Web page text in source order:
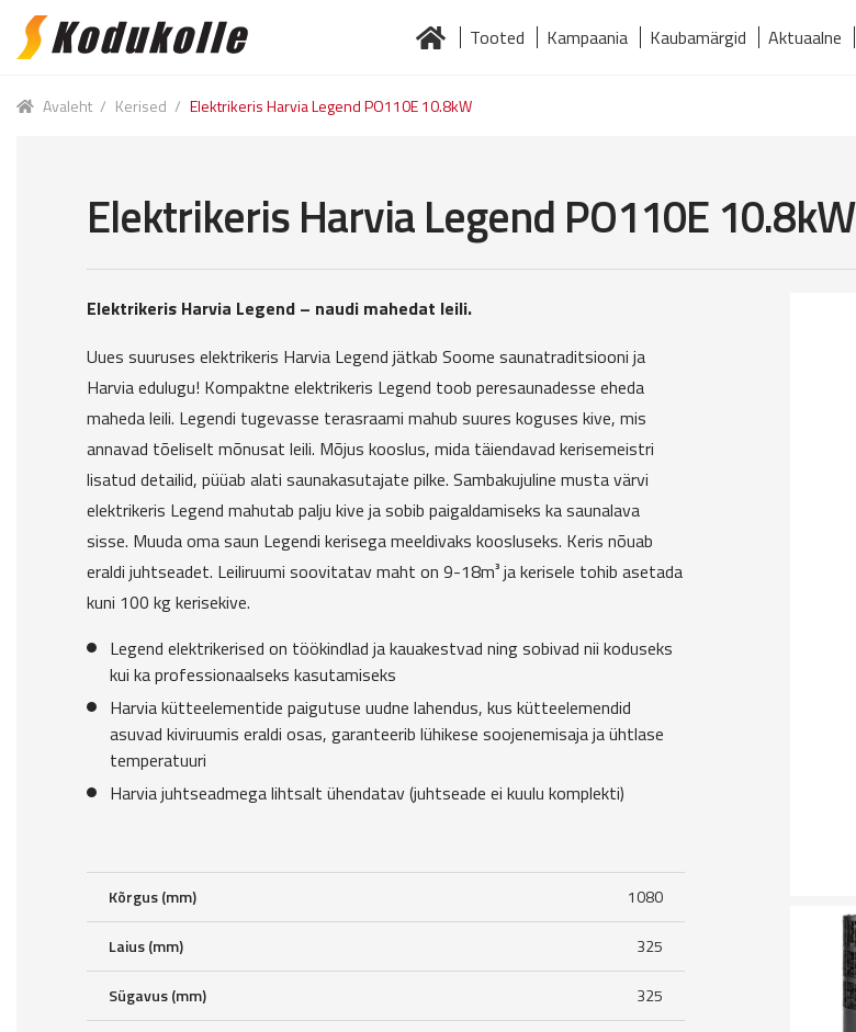
Skip
navigation
Skip
content
Tooted Kampaania Kaubamärgid Aktuaalne
Avaleht / Kerised / Elektrikeris Harvia Legend PO110E 10.8kW
Elektrikeris Harvia Legend PO110E 10.8kW
Elektrikeris Harvia Legend – naudi mahedat leili.
Uues suuruses elektrikeris Harvia Legend jätkab Soome saunatraditsiooni ja
Harvia edulugu! Kompaktne elektrikeris Legend toob peresaunadesse eheda
maheda leili. Legendi tugevasse terasraami mahub suures koguses kive, mis
annavad tõeliselt mõnusat leili. Mõjus kooslus, mida täiendavad kerisemeistri
lisatud detailid, püüab alati saunakasutajate pilke. Sambakujuline musta värvi
elektrikeris Legend mahutab palju kive ja sobib paigaldamiseks ka saunalava
sisse. Muuda oma saun Legendi kerisega meeldivaks koosluseks. Keris nõuab
eraldi juhtseadet. Leiliruumi soovitatav maht on 9-18m³ ja kerisele tohib asetada
kuni 100 kg kerisekive.
Legend elektrikerised on töökindlad ja kauakestvad ning sobivad nii koduseks
kui ka professionaalseks kasutamiseks
Harvia kütteelementide paigutuse uudne lahendus, kus kütteelemendid
asuvad kiviruumis eraldi osas, garanteerib lühikese soojenemisaja ja ühtlase
temperatuuri
Harvia juhtseadmega lihtsalt ühendatav (juhtseade ei kuulu komplekti)
Kõrgus (mm) 1080
Laius (mm) 325
Sügavus (mm) 325